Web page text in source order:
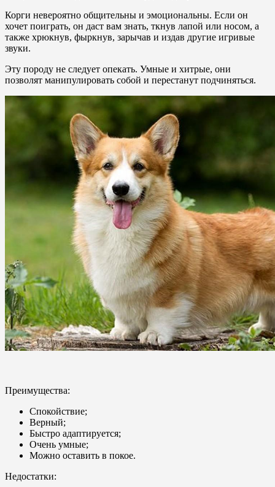
Корги невероятно общительны и эмоциональны. Если он
хочет поиграть, он даст вам знать, ткнув лапой или носом, а
также хрюкнув, фыркнув, зарычав и издав другие игривые
звуки.
Эту породу не следует опекать. Умные и хитрые, они
позволят манипулировать собой и перестанут подчиняться.
Преимущества:
Спокойствие;
Верный;
Быстро адаптируется;
Очень умные;
Можно оставить в покое.
Недостатки: